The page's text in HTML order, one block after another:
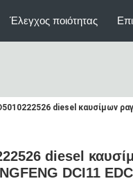
Έλεγχος ποιότητας
diesel καυσίμων
diesel
DCI11